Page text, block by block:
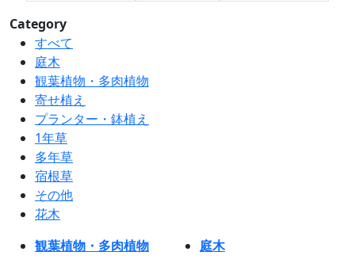
Category
すべて
庭木
観葉植物・多肉植物
寄せ植え
プランター・鉢植え
1年草
多年草
宿根草
その他
花木
観葉植物・多肉植物
庭木